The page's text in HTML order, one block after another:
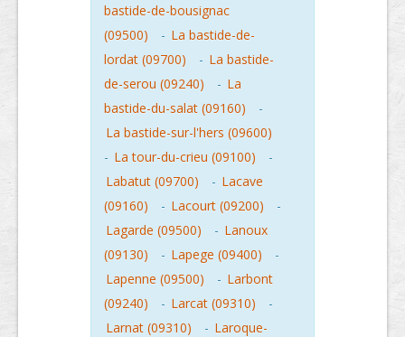
bastide-de-bousignac
(09500)
- La bastide-de-
lordat (09700)
- La bastide-
de-serou (09240)
- La
bastide-du-salat (09160)
-
La bastide-sur-l'hers (09600)
- La tour-du-crieu (09100)
-
Labatut (09700)
- Lacave
(09160)
- Lacourt (09200)
-
Lagarde (09500)
- Lanoux
(09130)
- Lapege (09400)
-
Lapenne (09500)
- Larbont
(09240)
- Larcat (09310)
-
Larnat (09310)
- Laroque-